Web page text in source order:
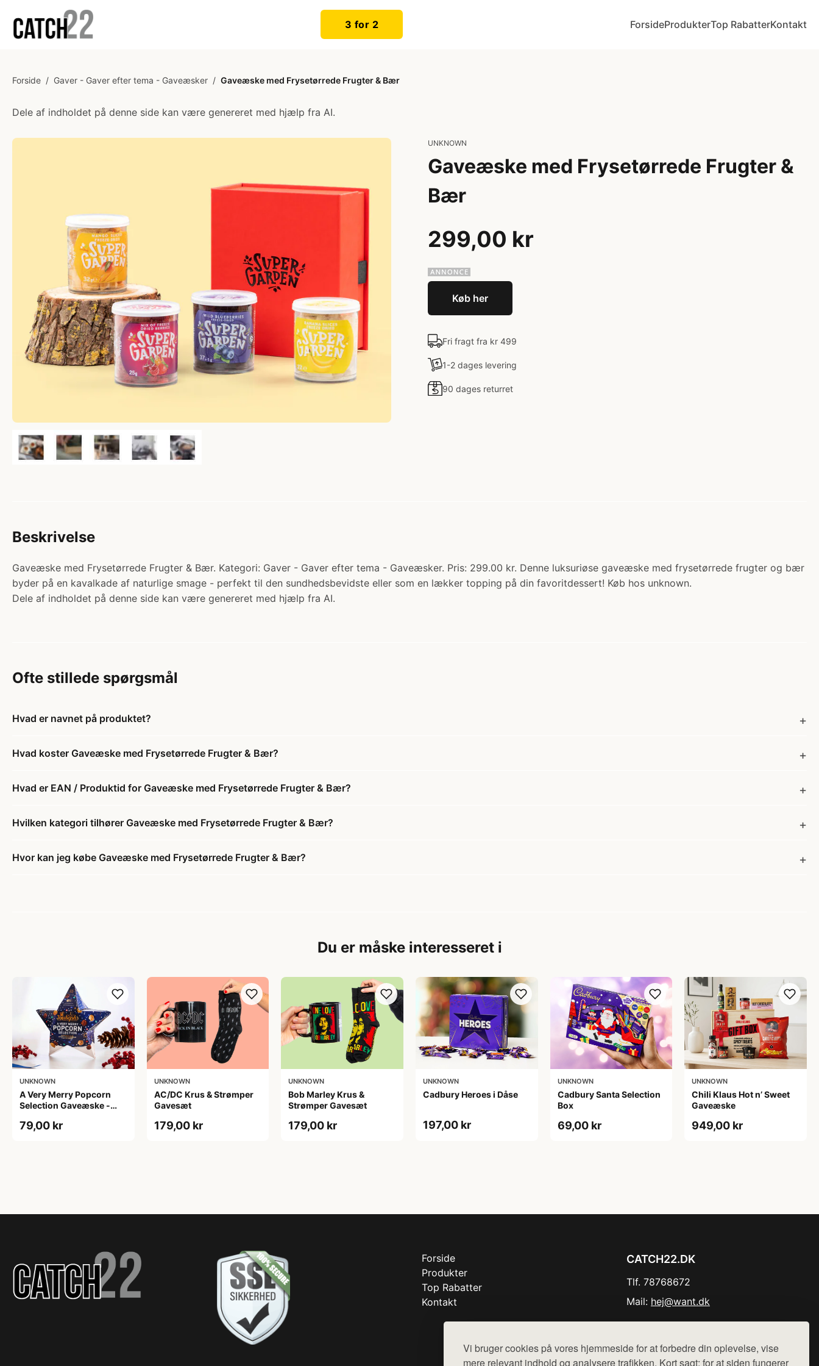
Vi bruger cookies på vores hjemmeside for at forbedre din oplevelse, vise
mere relevant indhold og analysere trafikken. Kort sagt: for at siden fungerer
3 for 2 ForsideProdukterTop RabatterKontakt
Forside / Gaver - Gaver efter tema - Gaveæsker / Gaveæske med Frysetørrede Frugter & Bær
Dele af indholdet på denne side kan være genereret med hjælp fra AI.
UNKNOWN
Gaveæske med Frysetørrede Frugter &
Bær
299,00 kr
Køb her
Fri fragt fra kr 499
1-2 dages levering
90 dages returret
Beskrivelse
Gaveæske med Frysetørrede Frugter & Bær. Kategori: Gaver - Gaver efter tema - Gaveæsker. Pris: 299.00 kr. Denne luksuriøse gaveæske med frysetørrede frugter og bær
byder på en kavalkade af naturlige smage - perfekt til den sundhedsbevidste eller som en lækker topping på din favoritdessert! Køb hos unknown.
Dele af indholdet på denne side kan være genereret med hjælp fra AI.
Ofte stillede spørgsmål
Hvad er navnet på produktet?
Hvad koster Gaveæske med Frysetørrede Frugter & Bær?
Hvad er EAN / Produktid for Gaveæske med Frysetørrede Frugter & Bær?
Hvilken kategori tilhører Gaveæske med Frysetørrede Frugter & Bær?
Hvor kan jeg købe Gaveæske med Frysetørrede Frugter & Bær?
Du er måske interesseret i
UNKNOWN
A Very Merry Popcorn
Selection Gaveæske -
79,00 kr
UNKNOWN
AC/DC Krus & Strømper
Gavesæt
179,00 kr
UNKNOWN
Bob Marley Krus &
Strømper Gavesæt
179,00 kr
UNKNOWN
Cadbury Heroes i Dåse
197,00 kr
UNKNOWN
Cadbury Santa Selection
Box
69,00 kr
UNKNOWN
Chili Klaus Hot n’ Sweet
Gaveæske
949,00 kr
Forside
Produkter
Top Rabatter
Kontakt
CATCH22.DK
Tlf. 78768672
Mail: hej@want.dk